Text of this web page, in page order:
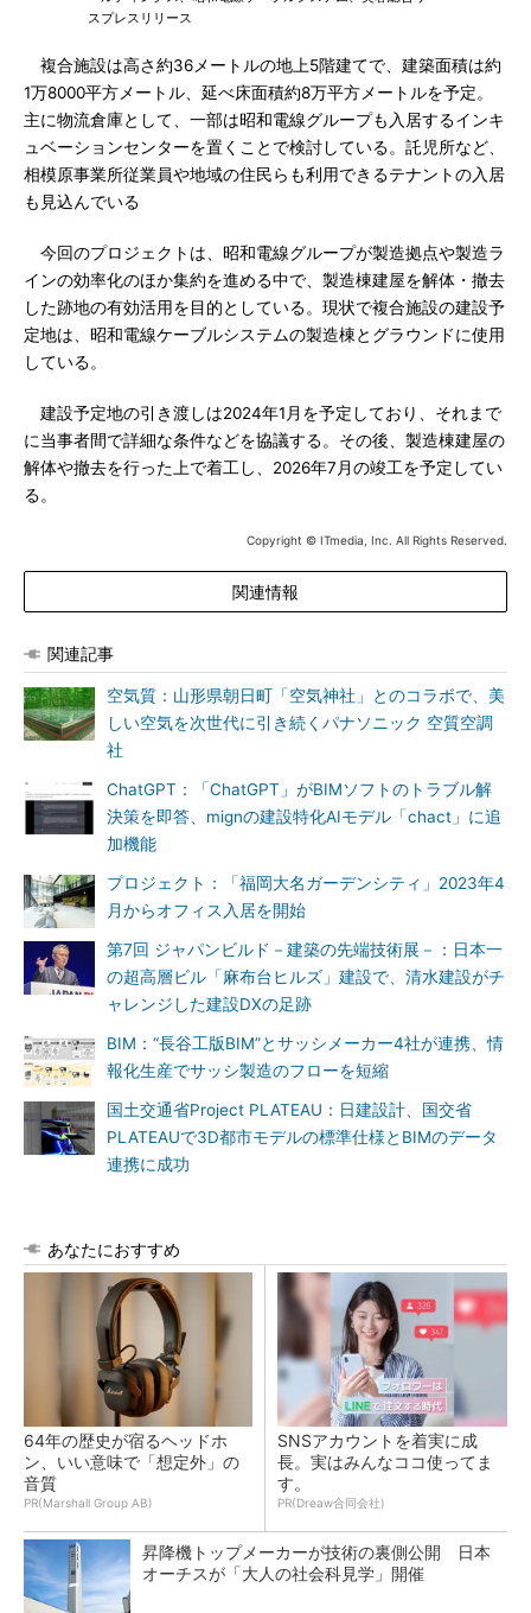
スプレスリリース
複合施設は高さ約36メートルの地上5階建てで、建築面積は約
1万8000平方メートル、延べ床面積約8万平方メートルを予定。
主に物流倉庫として、一部は昭和電線グループも入居するインキ
ュベーションセンターを置くことで検討している。託児所など、
相模原事業所従業員や地域の住民らも利用できるテナントの入居
も見込んでいる
今回のプロジェクトは、昭和電線グループが製造拠点や製造ラ
インの効率化のほか集約を進める中で、製造棟建屋を解体・撤去
した跡地の有効活用を目的としている。現状で複合施設の建設予
定地は、昭和電線ケーブルシステムの製造棟とグラウンドに使用
している。
建設予定地の引き渡しは2024年1月を予定しており、それまで
に当事者間で詳細な条件などを協議する。その後、製造棟建屋の
解体や撤去を行った上で着工し、2026年7月の竣工を予定してい
る。
Copyright © ITmedia, Inc. All Rights Reserved.
関連情報
関連記事
空気質：山形県朝日町「空気神社」とのコラボで、美
しい空気を次世代に引き続くパナソニック 空質空調
社
ChatGPT：「ChatGPT」がBIMソフトのトラブル解
決策を即答、mignの建設特化AIモデル「chact」に追
加機能
プロジェクト：「福岡大名ガーデンシティ」2023年4
月からオフィス入居を開始
第7回 ジャパンビルド－建築の先端技術展－：日本一
の超高層ビル「麻布台ヒルズ」建設で、清水建設がチ
ャレンジした建設DXの足跡
BIM：“長谷工版BIM”とサッシメーカー4社が連携、情
報化生産でサッシ製造のフローを短縮
国土交通省Project PLATEAU：日建設計、国交省
PLATEAUで3D都市モデルの標準仕様とBIMのデータ
連携に成功
あなたにおすすめ
64年の歴史が宿るヘッドホ
ン、いい意味で「想定外」の
音質
PR(Marshall Group AB)
SNSアカウントを着実に成
長。実はみんなココ使ってま
す。
PR(Dreaw合同会社)
昇降機トップメーカーが技術の裏側公開 日本
オーチスが「大人の社会科見学」開催